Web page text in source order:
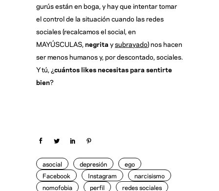
gurús están en boga, y hay que intentar tomar
el control de la situación cuando las redes
sociales (recalcamos el social, en
MAYÚSCULAS,negrita ysubrayado) nos hacen
ser menos humanos y, por descontado, sociales.
Y tú, ¿cuántos likes necesitas para sentirte
bien?
asocial depresión
ego
Facebook
Instagram
narcisismo
nomofobia
perfil
redes sociales